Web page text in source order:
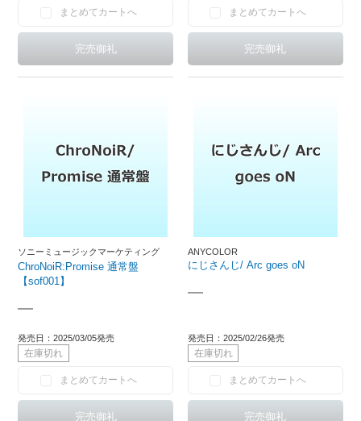
まとめてカートへ まとめてカートへ
ソニーミュージックマーケティング
ChroNoiR:Promise 通常盤
【sof001】
―
発売日：2025/03/05発売
在庫切れ
まとめてカートへ
ANYCOLOR
にじさんじ/ Arc goes oN
―
発売日：2025/02/26発売
在庫切れ
まとめてカートへ